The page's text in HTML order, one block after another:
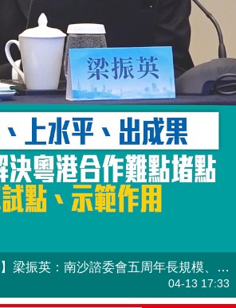
【短片】【集中力量】梁振英：南沙諮委會五周年長規模、上水平、出成果 解決粵港合作難點堵點發揮試點、示範作用
04-13 17:33